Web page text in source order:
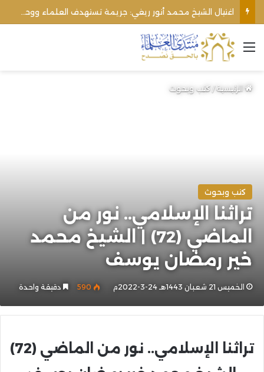
القائمة
الرئيسية/كتب وبحوث
كتب وبحوث
تراثنا الإسلامي.. نور من
الماضي (72) | الشيخ محمد
خير رمضان يوسف
الخميس 21 شعبان 1443هـ 24-3-2022م 590 دقيقة واحدة
تراثنا الإسلامي.. نور من الماضي (72)